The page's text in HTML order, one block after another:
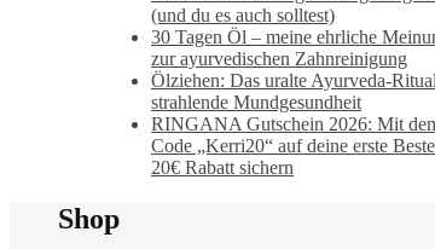
(und du es auch solltest)
30 Tagen Öl – meine ehrliche
zur ayurvedischen Zahnreinigung
Ölziehen: Das uralte Ayurveda-
strahlende Mundgesundheit
RINGANA Gutschein 2026: Mit
Code „Kerri20“ auf deine erste
20€ Rabatt sichern
Shop